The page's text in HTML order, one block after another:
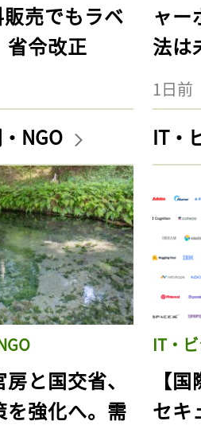
売でもラベ
省令改正
ャー
法は
1日前
NGO
と国交省、
強化へ。需
IT・
IT・
【
セキ